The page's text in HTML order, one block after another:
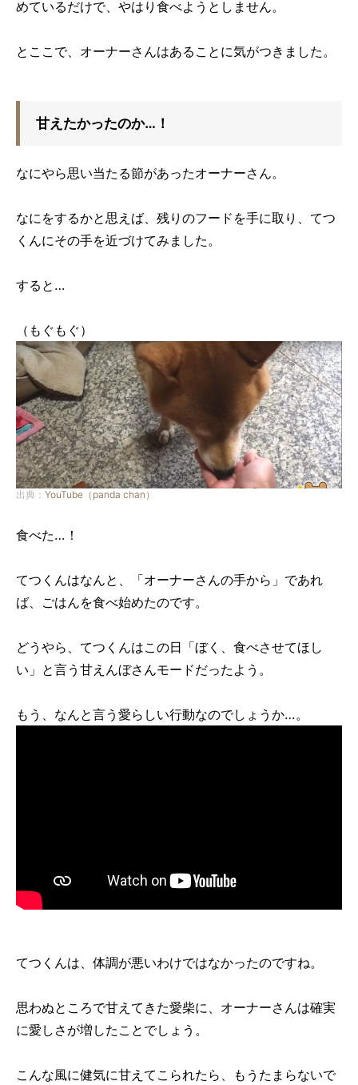
めているだけで、やはり食べようとしません。
とここで、オーナーさんはあることに気がつきました。
甘えたかったのか…！
なにやら思い当たる節があったオーナーさん。
なにをするかと思えば、残りのフードを手に取り、てつ
くんにその手を近づけてみました。
すると…
（もぐもぐ）
出典： YouTube（panda chan）
食べた…！
てつくんはなんと、「オーナーさんの手から」であれ
ば、ごはんを食べ始めたのです。
どうやら、てつくんはこの日「ぼく、食べさせてほし
い」と言う甘えんぼさんモードだったよう。
もう、なんと言う愛らしい行動なのでしょうか…。
てつくんは、体調が悪いわけではなかったのですね。
思わぬところで甘えてきた愛柴に、オーナーさんは確実
に愛しさが増したことでしょう。
こんな風に健気に甘えてこられたら、もうたまらないで